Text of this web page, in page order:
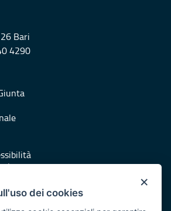
Bari
4290
×
dei cookies